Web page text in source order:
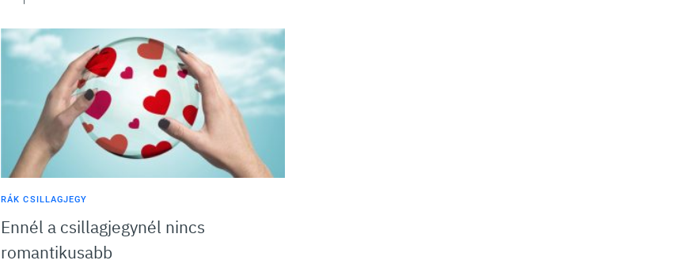
RÁK CSILLAGJEGY
Ennél a csillagjegynél nincs
romantikusabb